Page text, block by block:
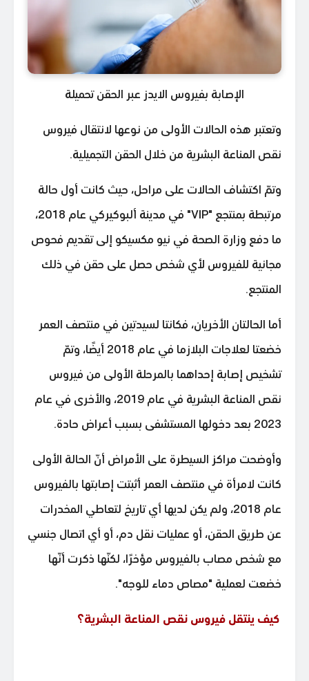
الإصابة بفيروس الايدز عبر الحقن تحميلة
وتعتبر هذه الحالات الأولى من نوعها لانتقال فيروس
نقص المناعة البشرية من خلال الحقن التجميلية.
وتمّ اكتشاف الحالات على مراحل، حيث كانت أول حالة
مرتبطة بمنتجع "VIP" في مدينة ألبوكيركي عام 2018،
ما دفع وزارة الصحة في نيو مكسيكو إلى تقديم فحوص
مجانية للفيروس لأي شخص حصل على حقن في ذلك
المنتجع.
أما الحالتان الأخريان، فكانتا لسيدتين في منتصف العمر
خضعتا لعلاجات البلازما في عام 2018 أيضًا، وتمّ
تشخيص إصابة إحداهما بالمرحلة الأولى من فيروس
نقص المناعة البشرية في عام 2019، والأخرى في عام
2023 بعد دخولها المستشفى بسبب أعراض حادة.
وأوضحت مراكز السيطرة على الأمراض أنّ الحالة الأولى
كانت لامرأة في منتصف العمر أثبتت إصابتها بالفيروس
عام 2018، ولم يكن لديها أي تاريخ لتعاطي المخدرات
عن طريق الحقن، أو عمليات نقل دم، أو أي اتصال جنسي
مع شخص مصاب بالفيروس مؤخرًا، لكنّها ذكرت أنّها
خضعت لعملية "مصاص دماء للوجه".
كيف ينتقل فيروس نقص المناعة البشرية؟